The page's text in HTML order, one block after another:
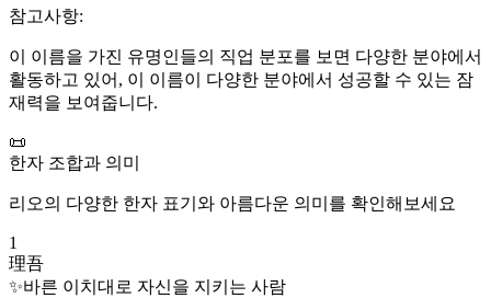
참고사항:
이 이름을 가진 유명인들의 직업 분포를 보면 다양한 분야에서
활동하고 있어, 이 이름이 다양한 분야에서 성공할 수 있는 잠
재력을 보여줍니다.
📜
한자 조합과 의미
리오의 다양한 한자 표기와 아름다운 의미를 확인해보세요
1
理吾
✨바른 이치대로 자신을 지키는 사람